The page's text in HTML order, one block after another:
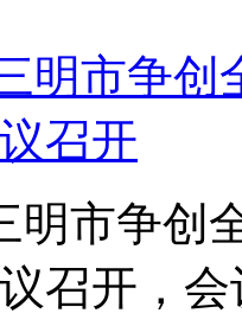
明市争创
召开
明市争创
召开，